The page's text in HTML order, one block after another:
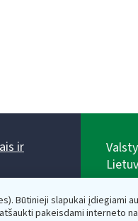
Būtinieji slapukai įdiegiami
pakeisdami interneto
ir